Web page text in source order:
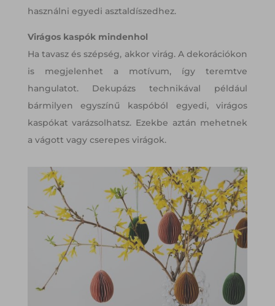
használni egyedi asztaldíszedhez.
Virágos kaspók mindenhol
Ha tavasz és szépség, akkor virág. A dekorációkon
is megjelenhet a motívum, így teremtve
hangulatot. Dekupázs technikával például
bármilyen egyszínű kaspóból egyedi, virágos
kaspókat varázsolhatsz. Ezekbe aztán mehetnek
a vágott vagy cserepes virágok.